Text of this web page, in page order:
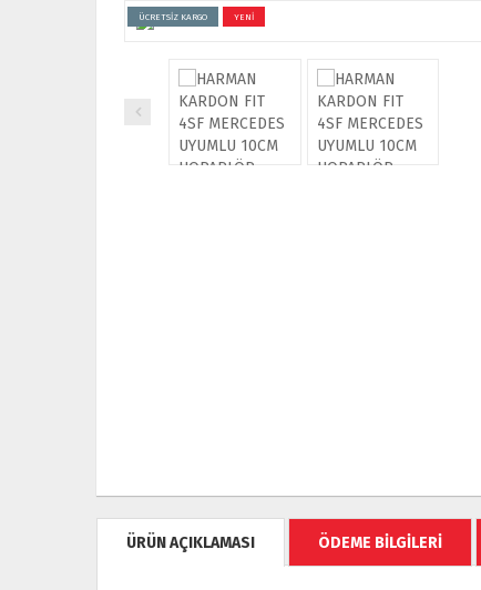
ÜCRETSİZ KARGO YENİ
ÜRÜN AÇIKLAMASI ÖDEME BİLGİLERİ